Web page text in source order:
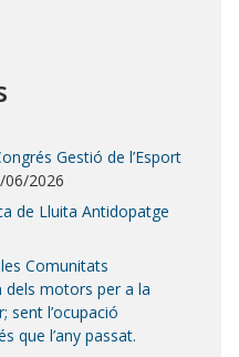
Gestió de l’Esport
06/2026
de Lluita Antidopatge
Comunitats
motors per a la
sent l’ocupació
que l’any passat.